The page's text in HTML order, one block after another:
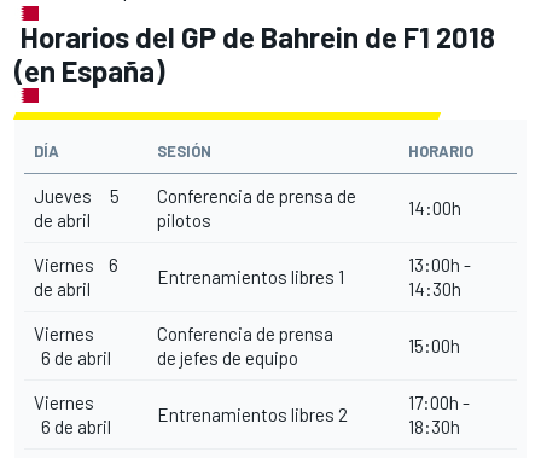
Horarios del GP de Bahrein de F1 2018
(en España)
DÍA SESIÓN HORARIO
Jueves 5
de abril
Conferencia de prensa de
pilotos
14:00h
Viernes 6
de abril
Entrenamientos libres 1
13:00h -
14:30h
Viernes
6 de abril
Conferencia de prensa
de jefes de equipo
15:00h
Viernes
6 de abril
Entrenamientos libres 2
17:00h -
18:30h